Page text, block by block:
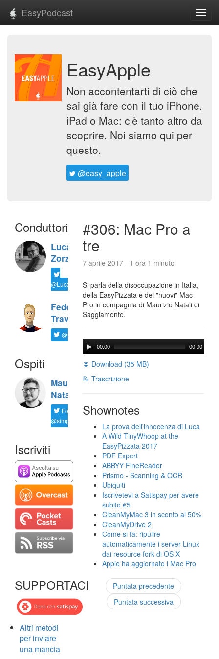
EasyPodcast
EasyApple
Non accontentarti di ciò che
sai già fare con il tuo iPhone,
iPad o Mac: c'è tanto altro da
scoprire. Noi siamo qui per
questo.
@easy_apple
Conduttori
Luca
Zorzi
@LucaTNT
Federico
Travaini
@ftrava
Ospiti
Maurizio
Natali
Follow
@simplemal
Iscriviti
SUPPORTACI
Altri metodi
per inviare
una mancia
#306: Mac Pro a
tre
7 aprile 2017 - 1 ora 1 minuto
Si parla della disoccupazione in Italia,
della EasyPizzata e dei "nuovi" Mac
Pro in compagnia di Maurizio Natali di
Saggiamente.
00:00 00:00
⏬ Download (35 MB)
📝 Trascrizione
Shownotes
La prova dell'innocenza di Luca
A Wild TinyWhoop at the
EasyPizzata 2017
PDF Expert
ABBYY FineReader
Prismo - Scanning & OCR
Ubiquiti
Iscrivetevi a Satispay per avere
subito €5
CleanMyMac 3 in sconto al 50%
CleanMyDrive 2
Come si fa: ripulire
automaticamente i server Linux
dai resource fork di OS X
Apple ha aggiornato i Mac Pro
Puntata precedente
Puntata successiva